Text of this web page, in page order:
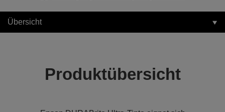
Übersicht
Produktübersicht